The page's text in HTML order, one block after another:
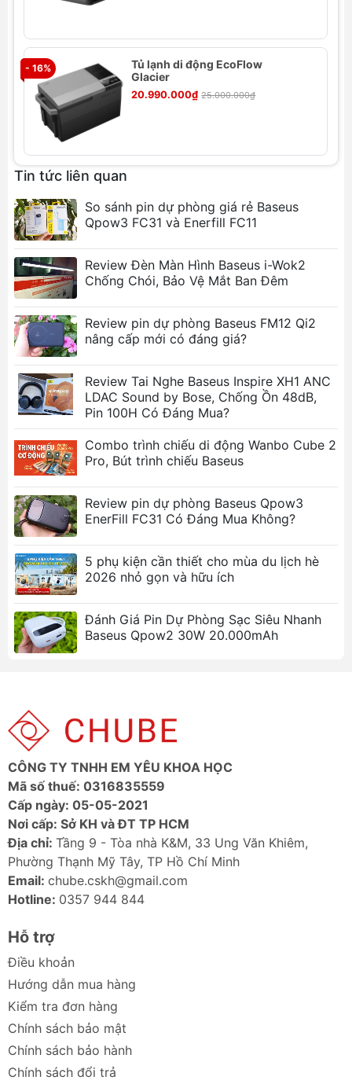
Thông số kỹ thuật
Thương hiệu: Baseus
Mã quốc tế: ACXBW
Màu sắc: Trắng, Hồng
Input: 220V (Max)
Thể tích: 6L
Công suất: 45W làm lạnh, 38W làm nóng
Làm mát hơn 10 - 15 độ C so với nhiệt độ môi
trường (25 độ C)
Làm nóng hơn 55± 10 độ C so với nhiệt độ
môi trường (25 độ C)
Tính năng nổi bật
Thiết kế nhỏ gọn, tiện lợi:Phù hợp với không
gian hạn chế, dễ dàng di chuyển.
Làm mát và giữ ấm, đáp ứng
nhu cầu đa dạng.
Dung tích 6L:
cây, mỹ phẩm và các vật dụng cá nhân nhỏ
khác.
Hiệu suất ổn định:
Làm mát nhanh chóng, giữ
ấm hiệu quả.
Tiết kiệm điện năng:Công suất thấp, hoạt
động êm ái.
Màu sắc trang nhã:Có hai màu trắng và hồng,
phù hợp với nhiều phong cách nội thất.
Lý tưởng cho sinh viên và nhân viên văn
Ảnh sản phẩm
- 16%
Tủ lạnh di động EcoFlow
Glacier
20.990.000₫ 25.000.000₫
Tin tức liên quan
So sánh pin dự phòng giá rẻ Baseus
Qpow3 FC31 và Enerfill FC11
Review Đèn Màn Hình Baseus i-Wok2
Chống Chói, Bảo Vệ Mắt Ban Đêm
Review pin dự phòng Baseus FM12 Qi2
nâng cấp mới có đáng giá?
Review Tai Nghe Baseus Inspire XH1 ANC
LDAC Sound by Bose, Chống Ồn 48dB,
Pin 100H Có Đáng Mua?
Combo trình chiếu di động Wanbo Cube 2
Pro, Bút trình chiếu Baseus
Review pin dự phòng Baseus Qpow3
EnerFill FC31 Có Đáng Mua Không?
5 phụ kiện cần thiết cho mùa du lịch hè
2026 nhỏ gọn và hữu ích
Đánh Giá Pin Dự Phòng Sạc Siêu Nhanh
Baseus Qpow2 30W 20.000mAh
CÔNG TY TNHH EM YÊU KHOA HỌC
Mã số thuế: 0316835559
Cấp ngày: 05-05-2021
Nơi cấp: Sở KH và ĐT TP HCM
Địa chỉ: Tầng 9 - Tòa nhà K&M, 33 Ung Văn Khiêm,
Phường Thạnh Mỹ Tây, TP Hồ Chí Minh
Email: chube.cskh@gmail.com
Hotline: 0357 944 844
Hỗ trợ
Điều khoản
Hướng dẫn mua hàng
Kiểm tra đơn hàng
Chính sách bảo mật
Chính sách bảo hành
Chính sách đổi trả